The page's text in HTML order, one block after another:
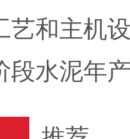
艺和主机
段水泥年